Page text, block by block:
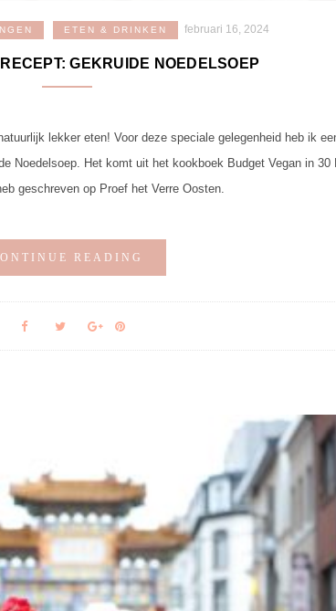
ETEN & DRINKEN februari 16, 2024
GEKRUIDE NOEDELSOEP
lekker eten! Voor deze speciale gelegenheid heb ik
Noedelsoep. Het komt uit het kookboek Budget Vegan in 30
geschreven op Proef het Verre Oosten.
READING